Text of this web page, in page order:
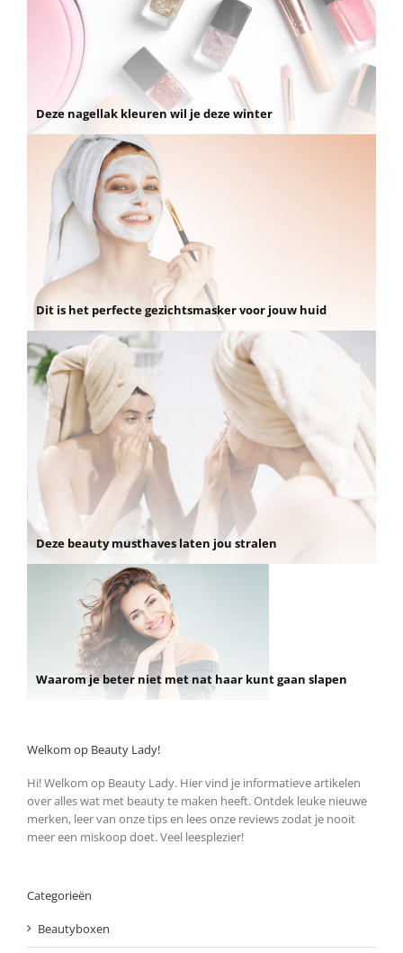
Deze nagellak kleuren wil je deze winter
Dit is het perfecte gezichtsmasker voor jouw huid
Deze beauty musthaves laten jou stralen
Waarom je beter niet met nat haar kunt gaan slapen
Welkom op Beauty Lady!
Hi! Welkom op Beauty Lady. Hier vind je informatieve artikelen
over alles wat met beauty te maken heeft. Ontdek leuke nieuwe
merken, leer van onze tips en lees onze reviews zodat je nooit
meer een miskoop doet. Veel leesplezier!
Categorieën
Beautyboxen